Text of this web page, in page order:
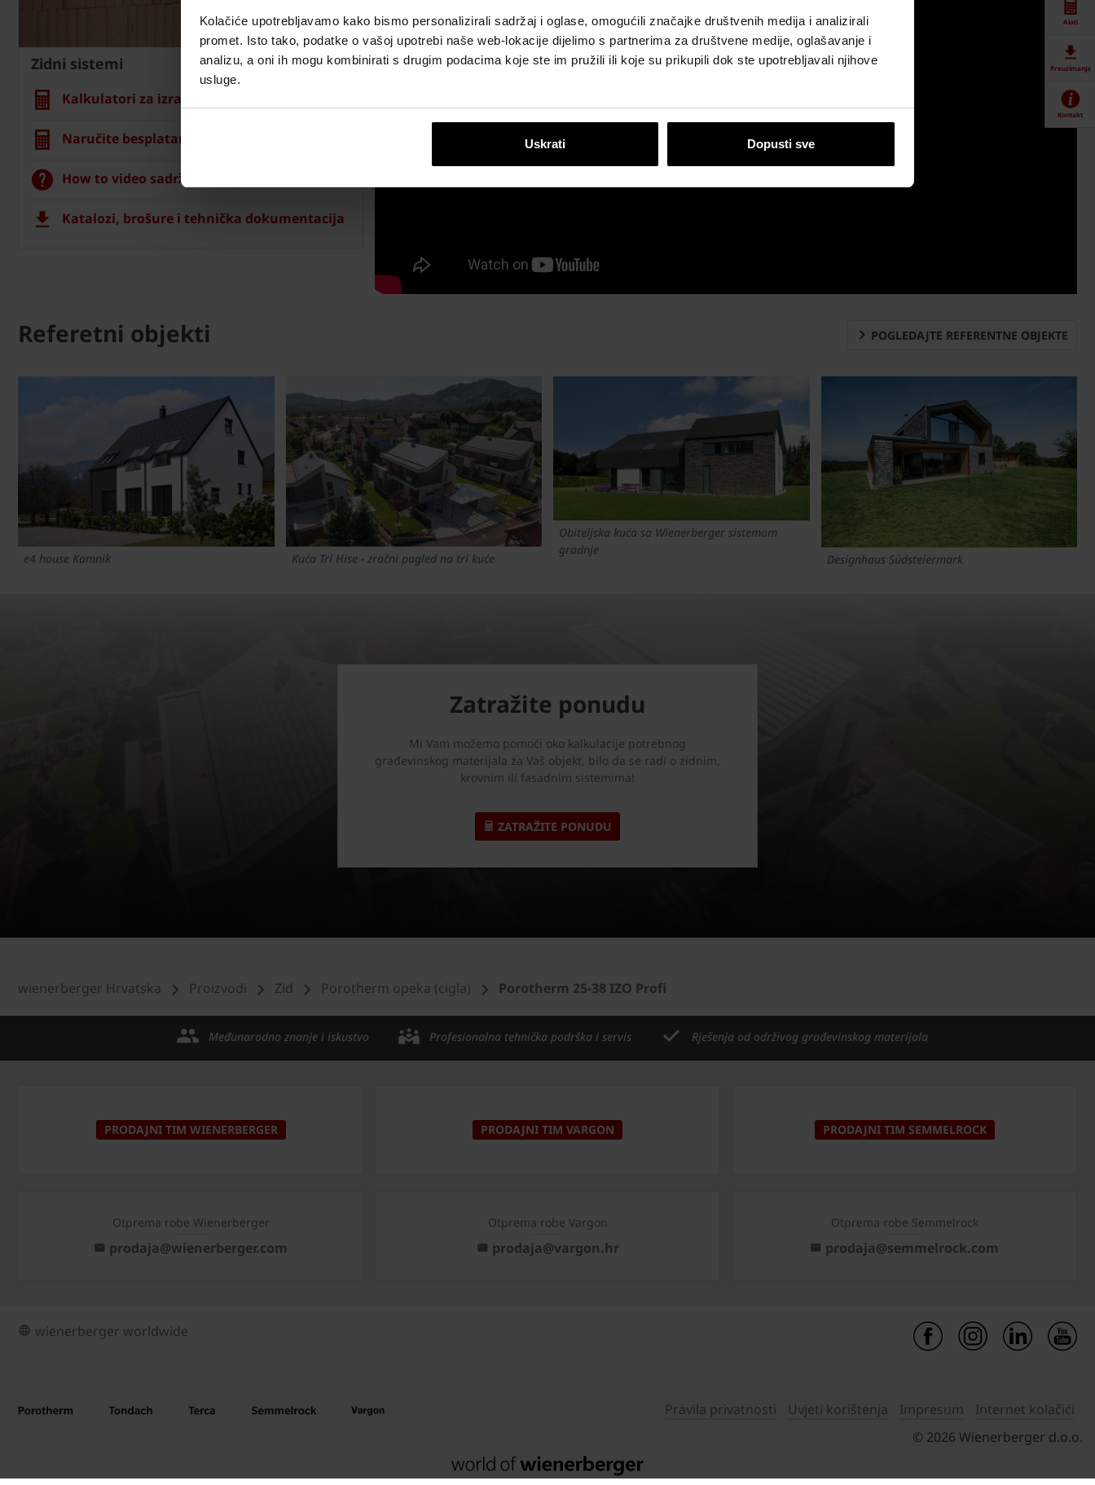
Kolačiće upotrebljavamo kako bismo personalizirali sadržaj i oglase, omogućili značajke društvenih medija i analizirali
promet. Isto tako, podatke o vašoj upotrebi naše web-lokacije dijelimo s partnerima za društvene medije, oglašavanje i
analizu, a oni ih mogu kombinirati s drugim podacima koje ste im pružili ili koje su prikupili dok ste upotrebljavali njihove
usluge.
Uskrati Dopusti sve
Zidni sistemi
Kalkulatori za izračun zida
Naručite besplatan izračun materijala
How to video sadržaj
Katalozi, brošure i tehnička dokumentacija
Referetni objekti POGLEDAJTE REFERENTNE OBJEKTE
e4 house Kamnik Kuća Tri Hise - zračni pogled na tri kuće
Obiteljska kuća sa Wienerberger sistemom
gradnje
Designhaus Südsteiermark
Zatražite ponudu
Mi Vam možemo pomoći oko kalkulacije potrebnog
građevinskog materijala za Vaš objekt, bilo da se radi o zidnim,
krovnim ili fasadnim sistemima!
ZATRAŽITE PONUDU
Alati
Preuzimanja
Kontakt
wienerberger Hrvatska Proizvodi Zid Porotherm opeka (cigla) Porotherm 25-38 IZO Profi
Međunarodno znanje i iskustvo Profesionalna tehnička podrška i servis Rješenja od održivog građevinskog materijala
PRODAJNI TIM WIENERBERGER PRODAJNI TIM VARGON PRODAJNI TIM SEMMELROCK
Otprema robe Wienerberger
prodaja@wienerberger.com
Otprema robe Vargon
prodaja@vargon.hr
Otprema robe Semmelrock
prodaja@semmelrock.com
wienerberger worldwide
Pravila privatnosti Uvjeti korištenja Impresum
Internet kolačići
© 2026 Wienerberger d.o.o.